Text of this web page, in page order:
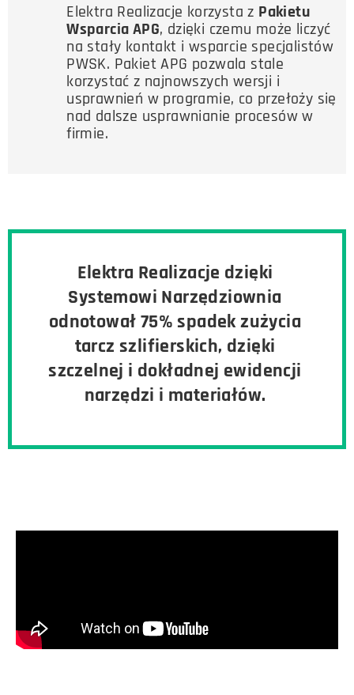
Elektra Realizacje korzysta z Pakietu
Wsparcia APG, dzięki czemu może liczyć
na stały kontakt i wsparcie specjalistów
PWSK. Pakiet APG pozwala stale
korzystać z najnowszych wersji i
usprawnień w programie, co przełoży się
nad dalsze usprawnianie procesów w
firmie.
Elektra Realizacje dzięki
Systemowi Narzędziownia
odnotował 75% spadek zużycia
tarcz szlifierskich, dzięki
szczelnej i dokładnej ewidencji
narzędzi i materiałów.